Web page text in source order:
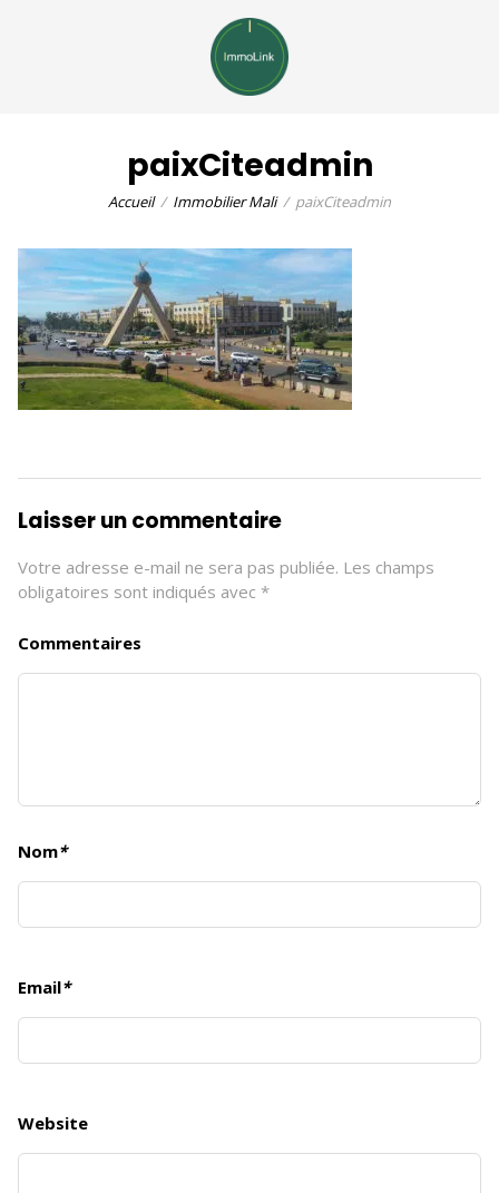
paixCiteadmin
Accueil Immobilier Mali paixCiteadmin
Laisser un commentaire
Votre adresse e-mail ne sera pas publiée. Les champs
obligatoires sont indiqués avec *
Commentaires
Nom*
Email*
Website